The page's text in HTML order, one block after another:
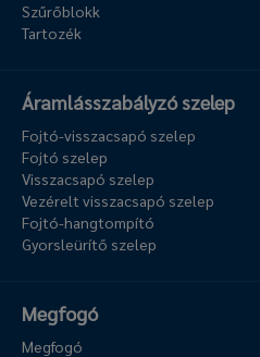
Szűrőblokk
Tartozék
Áramlásszabályzó szelep
Fojtó-visszacsapó szelep
Fojtó szelep
Visszacsapó szelep
Vezérelt visszacsapó szelep
Fojtó-hangtompító
Gyorsleürítő szelep
Megfogó
Megfogó